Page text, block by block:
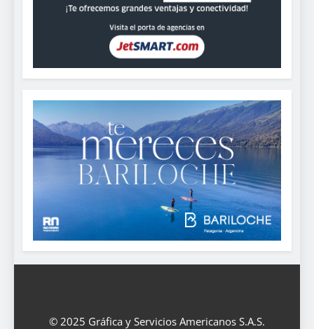
© 2025 Gráfica y Servicios Americanos S.A.S.